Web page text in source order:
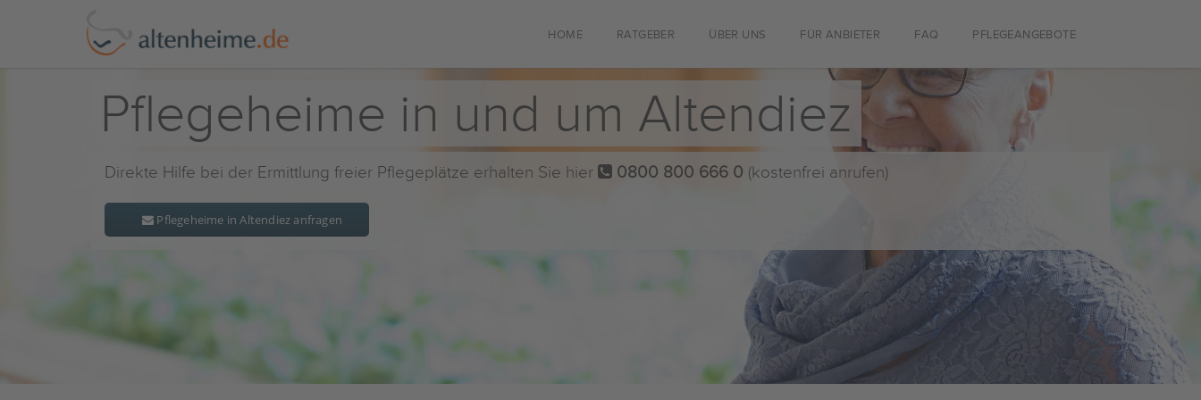
HOME RATGEBER ÜBER UNS FÜR ANBIETER FAQ PFLEGEANGEBOTE
Pflegeheime in und um Altendiez
Direkte Hilfe bei der Ermittlung freier Pflegeplätze erhalten Sie hier 0800 800 666 0 (kostenfrei anrufen)
Pflegeheime in Altendiez anfragen